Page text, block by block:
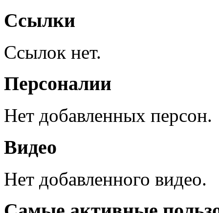
Ссылки
Ссылок нет.
Персоналии
Нет добавленных персон.
Видео
Нет добавленного видео.